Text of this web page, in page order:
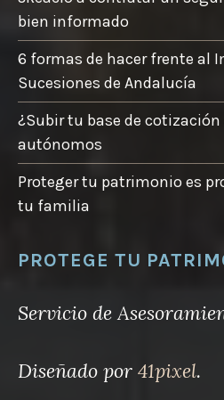
bien informado
6 formas de hacer frente al
Sucesiones de Andalucía
¿Subir tu base de cotización
autónomos
Proteger tu patrimonio es
tu familia
PROTEGE TU
Servicio de
Diseñado por 41pixel.